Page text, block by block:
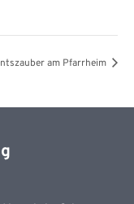
am Pfarrheim